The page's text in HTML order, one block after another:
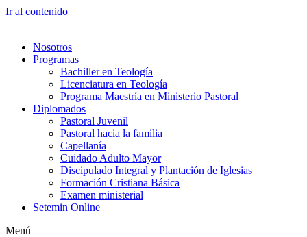
Ir al contenido
Nosotros
Programas
Bachiller en Teología
Licenciatura en Teología
Programa Maestría en Ministerio Pastoral
Diplomados
Pastoral Juvenil
Pastoral hacia la familia
Capellanía
Cuidado Adulto Mayor
Discipulado Integral y Plantación de Iglesias
Formación Cristiana Básica
Examen ministerial
Setemin Online
Menú